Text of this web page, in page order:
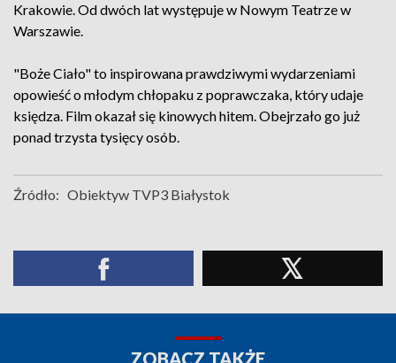
Krakowie. Od dwóch lat występuje w Nowym Teatrze w
Warszawie.
"Boże Ciało" to inspirowana prawdziwymi wydarzeniami
opowieść o młodym chłopaku z poprawczaka, który udaje
księdza. Film okazał się kinowych hitem. Obejrzało go już
ponad trzysta tysięcy osób.
Źródło: Obiektyw TVP3 Białystok
ZOBACZ TAKŻE